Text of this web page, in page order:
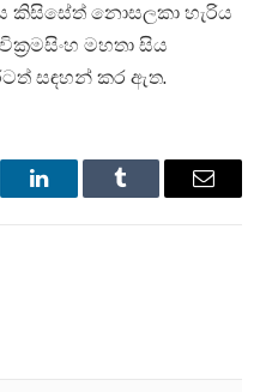
කිසිසේත් නොසලකා හැරිය
මහතා සිය
සඳහන් කර ඇත.
LinkedInTumblr Email